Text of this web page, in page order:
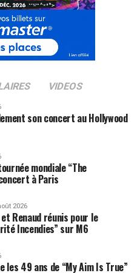
VIDEOS
son concert au Hollywood
mondiale “The
à Paris
2026
Renaud réunis pour le
Incendies” sur M6
les 49 ans de “My Aim Is True”